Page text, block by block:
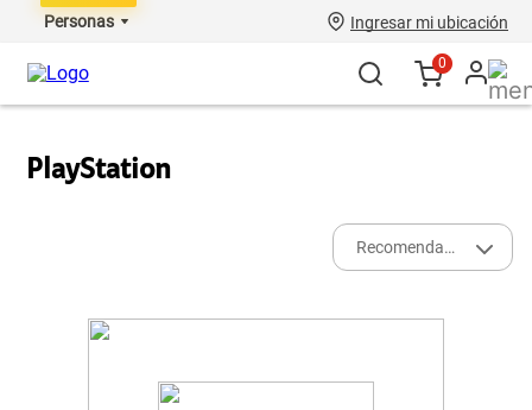
Personas Ingresar mi ubicación
0
PlayStation
Recomendados